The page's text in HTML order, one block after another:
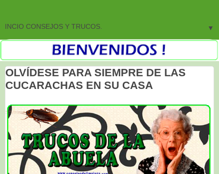
▼
OLVÍDESE PARA SIEMPRE DE LAS
CUCARACHAS EN SU CASA